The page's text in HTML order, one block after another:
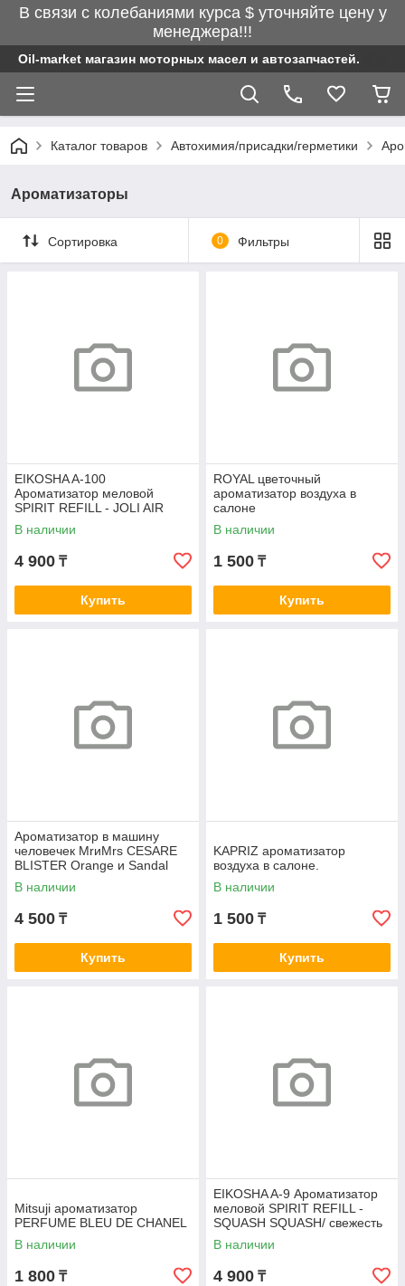
В связи с колебаниями курса $ уточняйте цену у
менеджера!!!
Oil-market магазин моторных масел и автозапчастей.
Каталог товаров Автохимия/присадки/герметики
Ароматизаторы
Сортировка 0 Фильтры
EIKOSHA A-100
Ароматизатор меловой
SPIRIT REFILL - JOLI AIR
воздушная сладость
В наличии
4 900 ₸
Купить
ROYAL цветочный
ароматизатор воздуха в
салоне
В наличии
1 500 ₸
Купить
Ароматизатор в машину
человечек MrиMrs CESARE
BLISTER Orange и Sandal
wood
В наличии
4 500 ₸
Купить
KAPRIZ ароматизатор
воздуха в салоне.
В наличии
1 500 ₸
Купить
Mitsuji ароматизатор
PERFUME BLEU DE CHANEL
В наличии
1 800 ₸
EIKOSHA A-9 Ароматизатор
меловой SPIRIT REFILL -
SQUASH SQUASH/ свежесть
В наличии
4 900 ₸